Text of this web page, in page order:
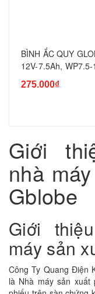
BÌNH ẮC QUY GLOBE
12V-7.5Ah, WP7.5-
275.000₫
Giới
nhà
Gblobe
Giới
máy sản
Công Ty Quang Điện
là Nhà máy sản